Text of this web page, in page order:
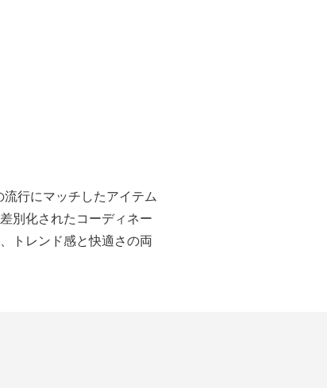
行にマッチしたアイテム
別化されたコーディネー
トレンド感と快適さの両